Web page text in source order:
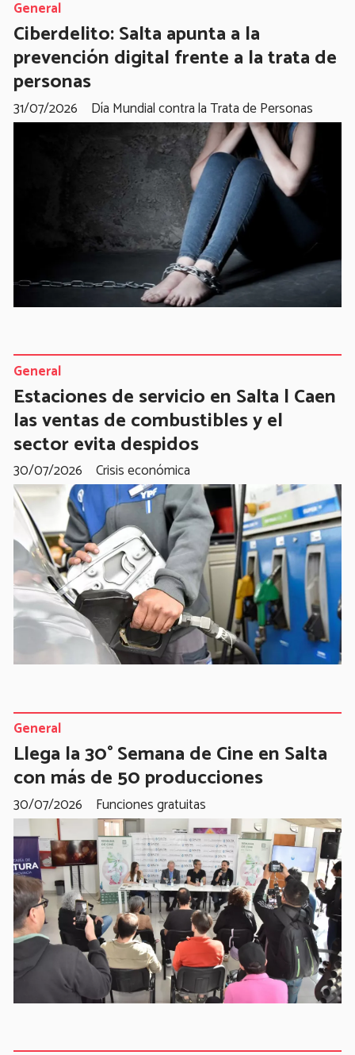
Ciberdelito: Salta apunta a la
prevención digital frente a la trata de
personas
Día Mundial contra la Trata de Personas
General
31/07/2026
Estaciones de servicio en Salta | Caen
las ventas de combustibles y el
sector evita despidos
Crisis económica
General
30/07/2026
Llega la 30° Semana de Cine en Salta
con más de 50 producciones
Funciones gratuitas
General
30/07/2026